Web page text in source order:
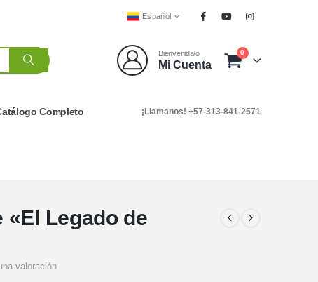
Español
Bienvenida/o
Mi Cuenta
0
Completo ¡Llamanos! +57-313-841-2571
«El Legado de
valoración